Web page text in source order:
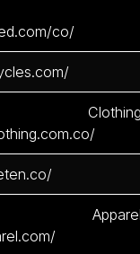
co/